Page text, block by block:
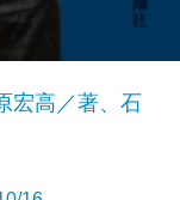
宏高／著、石